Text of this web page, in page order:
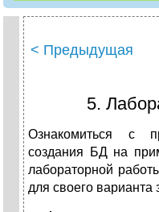
< Предыдущая
5.
Ознакомиться с
создания БД на
лабораторной
для своего варианта